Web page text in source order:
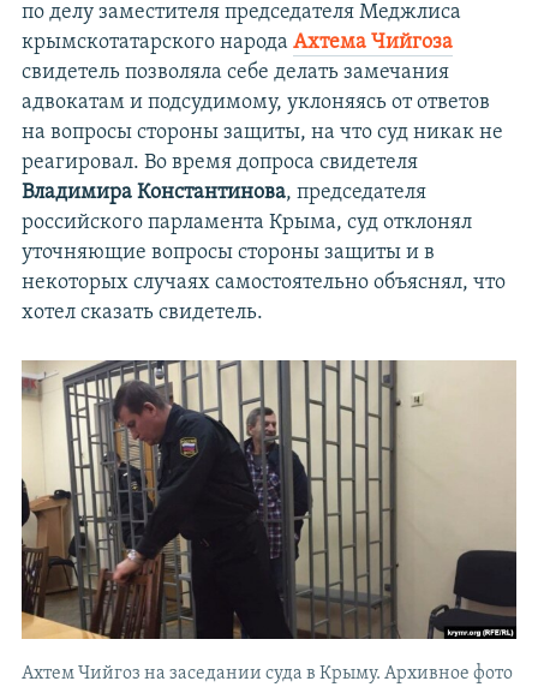
по делу заместителя председателя Меджлиса
крымскотатарского народа Ахтема Чийгоза
свидетель позволяла себе делать замечания
адвокатам и подсудимому, уклоняясь от ответов
на вопросы стороны защиты, на что суд никак не
реагировал. Во время допроса свидетеля
Владимира Константинова, председателя
российского парламента Крыма, суд отклонял
уточняющие вопросы стороны защиты и в
некоторых случаях самостоятельно объяснял, что
хотел сказать свидетель.
Ахтем Чийгоз на заседании суда в Крыму. Архивное фото